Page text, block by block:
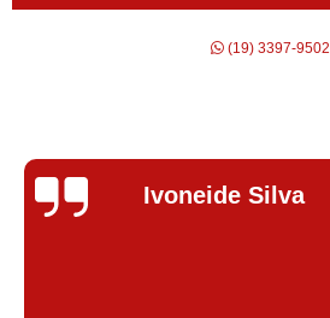
(19) 3397-9502
Silvana Alves